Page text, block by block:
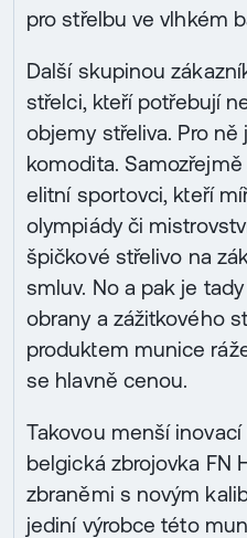
pro střelbu ve vlhkém
Další skupinou
střelci, kteří potřebují
objemy střeliva. Pro
komodita.
elitní sportovci, kteří
olympiády či
špičkové střelivo na
smluv. No a pak je
obrany a zážitkového
produktem munice
se hlavně cenou.
Takovou menší
belgická zbrojovka FN
zbraněmi s novým
jediní výrobce této